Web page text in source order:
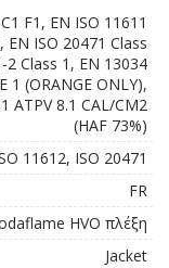
F1, EN ISO 11611
EN ISO 20471 Class
2 Class 1, EN 13034
1 (ORANGE ONLY),
ATPV 8.1 CAL/CM2
(HAF 73%)
11612, ISO 20471
FR
HVO πλέξη
Jacket